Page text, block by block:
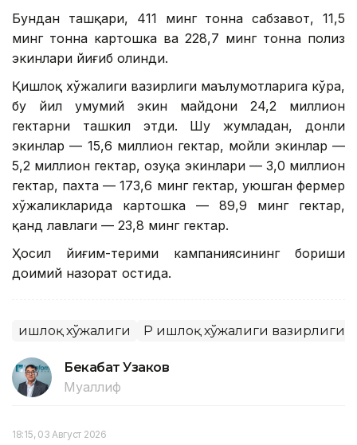
Бундан ташқари, 411 минг тонна сабзавот, 11,5
минг тонна картошка ва 228,7 минг тонна полиз
экинлари йиғиб олинди.
Қишлоқ хўжалиги вазирлиги маълумотларига кўра,
бу йил умумий экин майдони 24,2 миллион
гектарни ташкил этди. Шу жумладан, донли
экинлар — 15,6 миллион гектар, мойли экинлар —
5,2 миллион гектар, озуқа экинлари — 3,0 миллион
гектар, пахта — 173,6 минг гектар, уюшган фермер
хўжаликларида картошка — 89,9 минг гектар,
қанд лавлаги — 23,8 минг гектар.
Ҳосил йиғим-терими кампаниясининг бориши
доимий назорат остида.
Қишлоқ хўжалиги ҚР Қишлоқ хўжалиги вазирлиги
Бекабат Узаков
Муаллиф
18:15, 03 Август 2026